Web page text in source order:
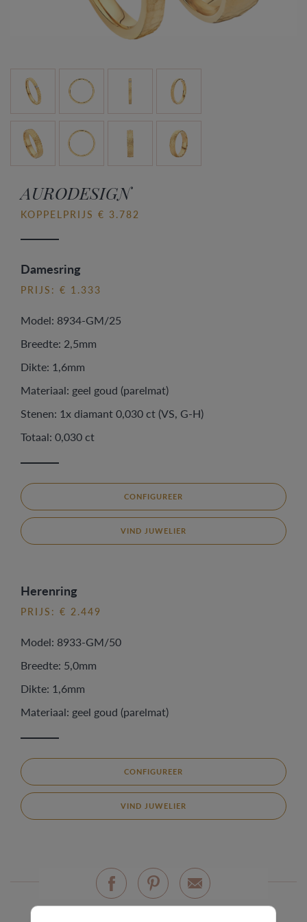
AURODESIGN
KOPPELPRIJS € 3.782
Damesring
PRIJS: € 1.333
Model: 8934-GM/25
Breedte: 2,5mm
Dikte: 1,6mm
Materiaal: geel goud (parelmat)
Stenen: 1x diamant 0,030 ct (VS, G-H)
Totaal: 0,030 ct
CONFIGUREER
VIND JUWELIER
Herenring
PRIJS: € 2.449
Model: 8933-GM/50
Breedte: 5,0mm
Dikte: 1,6mm
Materiaal: geel goud (parelmat)
CONFIGUREER
VIND JUWELIER